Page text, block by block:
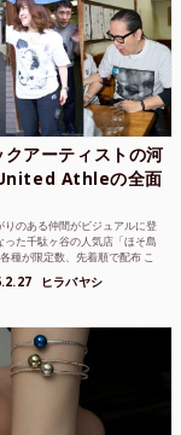
クアーティストの河
Athleの全面
りのある仲間がビジュアルに登
った千駄ヶ谷の人気店「ほそ島
種が限定数、先着順で配布 こ
ヒラバヤシ